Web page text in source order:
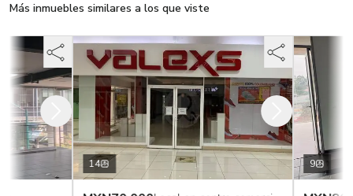
Más inmuebles similares a los que viste
14